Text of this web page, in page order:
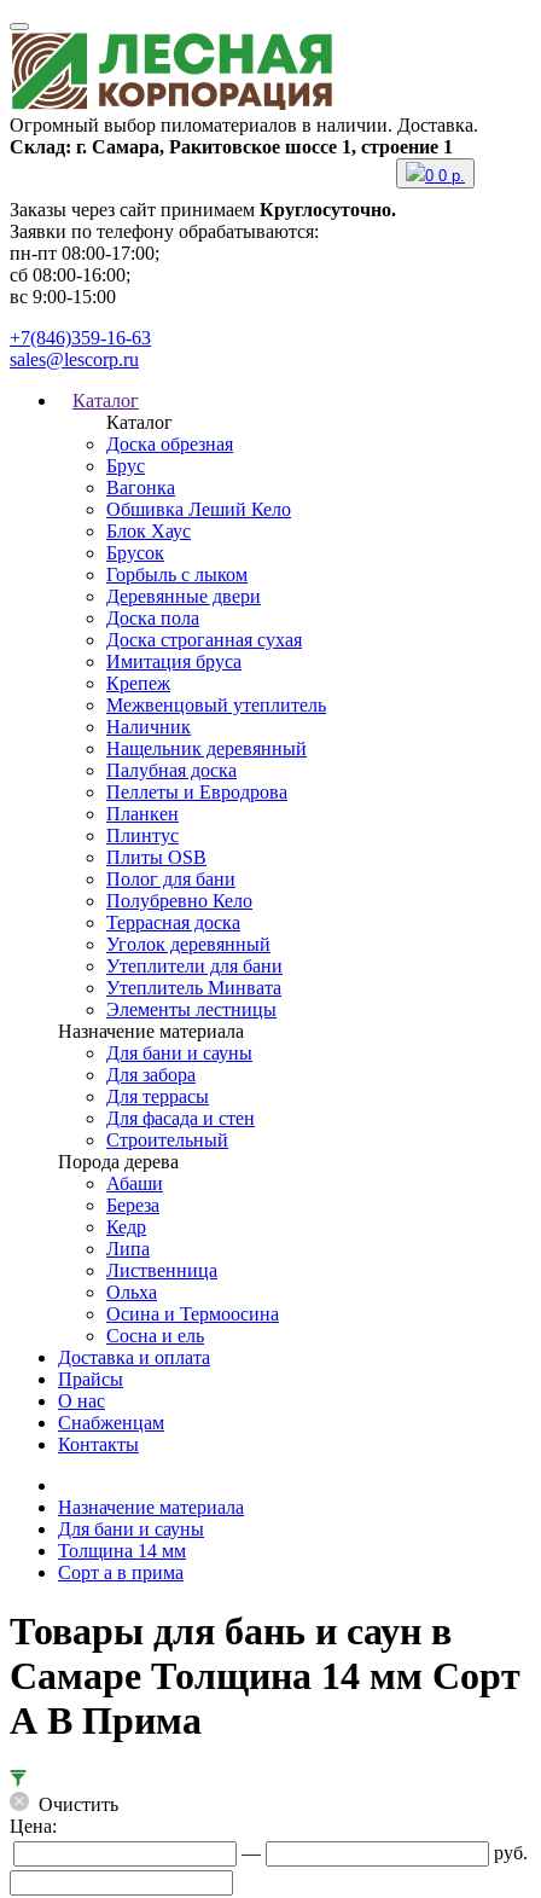
Огромный выбор пиломатериалов в наличии. Доставка.
Склад: г. Самара, Ракитовское шоссе 1, строение 1
Заказы через сайт принимаем Круглосуточно.
Заявки по телефону обрабатываются:
пн-пт 08:00-17:00;
сб 08:00-16:00;
вс 9:00-15:00
0 0 р.
+7(846)359-16-63
sales@lescorp.ru
Каталог
Каталог
Доска обрезная
Брус
Вагонка
Обшивка Леший Кело
Блок Хаус
Брусок
Горбыль с лыком
Деревянные двери
Доска пола
Доска строганная сухая
Имитация бруса
Крепеж
Межвенцовый утеплитель
Наличник
Нащельник деревянный
Палубная доска
Пеллеты и Евродрова
Планкен
Плинтус
Плиты OSB
Полог для бани
Полубревно Кело
Террасная доска
Уголок деревянный
Утеплители для бани
Утеплитель Минвата
Элементы лестницы
Назначение материала
Для бани и сауны
Для забора
Для террасы
Для фасада и стен
Строительный
Порода дерева
Абаши
Береза
Кедр
Липа
Лиственница
Ольха
Осина и Термоосина
Сосна и ель
Доставка и оплата
Прайсы
О нас
Снабженцам
Контакты
Назначение материала
Для бани и сауны
Толщина 14 мм
Сорт а в прима
Товары для бань и саун в
Самаре Толщина 14 мм Сорт
А В Прима
Очистить
Цена:
—
руб.